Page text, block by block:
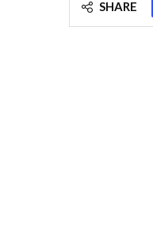
SHARE